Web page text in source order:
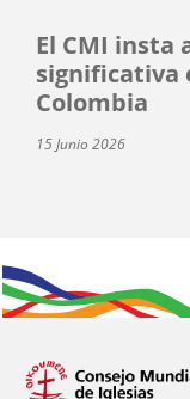
El CMI insta
significativa
Colombia
15 Junio 2026